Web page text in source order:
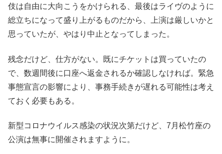
伎は自由に大向こうをかけられる、最後はライヴのように
総立ちになって盛り上がるものだから、上演は厳しいかと
思っていたが、やはり中止となってしまった。
残念だけど、仕方がない。既にチケットは買っていたの
で、数週間後に口座へ返金されるか確認しなければ。緊急
事態宣言の影響により、事務手続きが遅れる可能性は考え
ておく必要もある。
新型コロナウイルス感染の状況次第だけど、7月松竹座の
公演は無事に開催されますように。